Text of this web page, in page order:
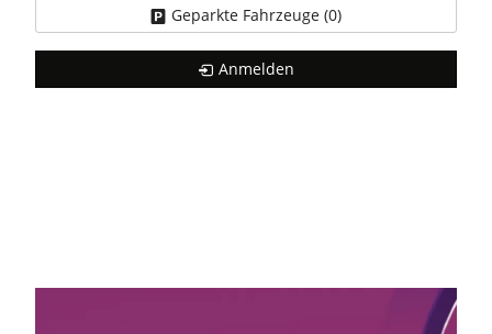
Geparkte Fahrzeuge (0)
Anmelden